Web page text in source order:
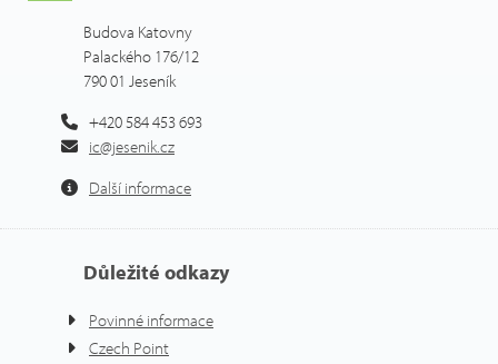
Budova Katovny
Palackého 176/12
790 01 Jeseník
+420 584 453 693
ic@jesenik.cz
Další informace
Důležité odkazy
Povinné informace
Czech Point